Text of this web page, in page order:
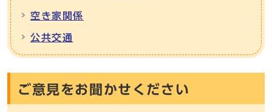
空き家関係
公共交通
ご意見をお聞かせください